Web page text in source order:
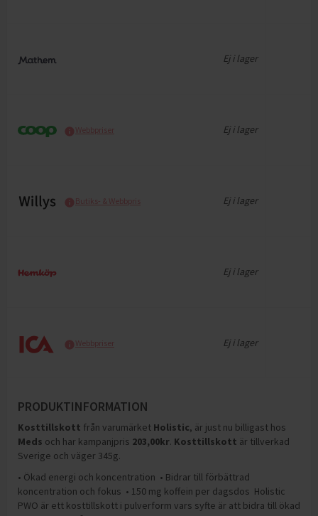
Ej i lager
Webbpriser Ej i lager
Butiks- & Webbpris Ej i lager
Ej i lager
Webbpriser Ej i lager
PRODUKTINFORMATION
Kosttillskott från varumärket Holistic, är just nu billigast hos
Meds och har kampanjpris 203,00kr. Kosttillskott är tillverkad
Sverige och väger 345g.
• Ökad energi och koncentration • Bidrar till förbättrad
koncentration och fokus • 150 mg koffein per dagsdos Holistic
PWO är ett kosttillskott i pulverform vars syfte är att bidra till ökad